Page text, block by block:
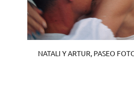
NATALI Y ARTUR, PASEO